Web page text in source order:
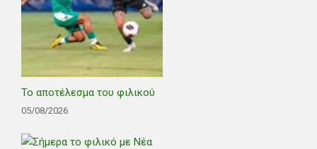
Το αποτέλεσμα του φιλικού
05/08/2026